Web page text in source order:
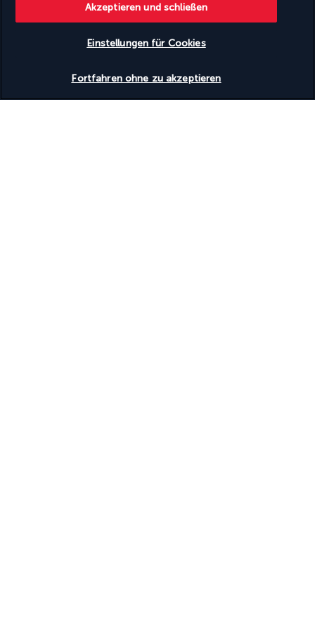
Übernachtung im Hotel.
Praktische Informationen:
Transferzeit zwischen dem Flughafen Krabi und Koh Lanta
Tag 8 und 9 | Koh Lanta
Einstellungen für Cookies
Fortfahren ohne zu akzeptieren
Akzeptieren und schließen